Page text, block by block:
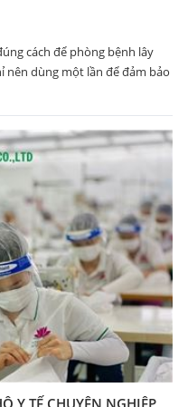
cách để phòng bệnh lây
nên dùng một lần để đảm bảo